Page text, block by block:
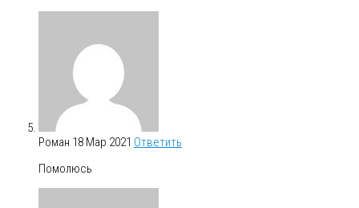
Роман 18 Мар 2021 Ответить
Помолюсь